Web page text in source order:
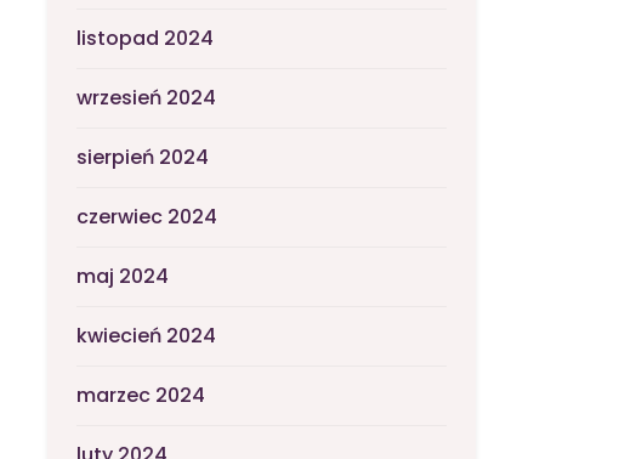
listopad 2024
wrzesień 2024
sierpień 2024
czerwiec 2024
maj 2024
kwiecień 2024
marzec 2024